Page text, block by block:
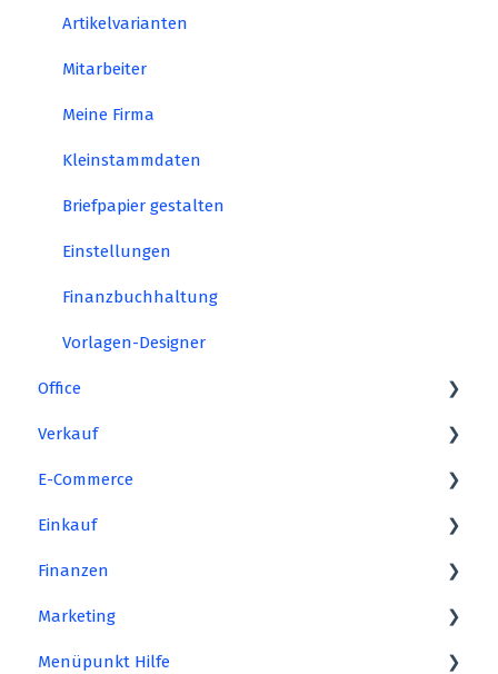
Daten-Export
Datensicherung
Daten wiederherstellen
Webshop-Aktualisierung
Einstellungen
MS-Outlook Synchroniation
Artikelvarianten
Mitarbeiter
Meine Firma
Kleinstammdaten
Briefpapier gestalten
Einstellungen
Finanzbuchhaltung
Vorlagen-Designer
Office
Aufgaben
Übersicht
E-Mailversand
Dokumente
Zeitplan
Briefe
Verkauf
Angebote
Aufträge
Lieferscheine
Rechnungen
Druckansicht
E-Commerce
Amazon
Ebay
Kaufland
Otto
Einkauf
Bestellungen
Bestellvorschläge
Preisanfragen
Finanzen
Zahlungen
FiBu-Export
Marketing
Geburtstagsliste
Menüpunkt Hilfe